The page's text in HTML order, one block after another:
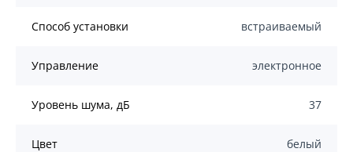
Способ установки встраиваемый
Управление электронное
Уровень шума, дБ 37
Цвет белый